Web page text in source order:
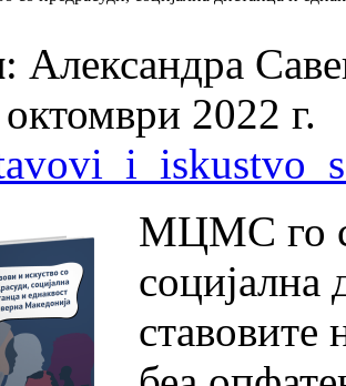
: Александра
2022 г.
МЦМС го
социјална
ставовите